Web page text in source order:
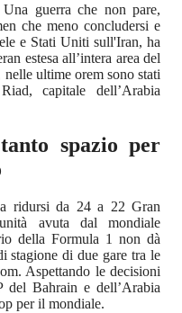
guerra che non pare,
che meno concludersi e
e Stati Uniti sull'Iran, ha
estesa all’intera area del
ultime orem sono stati
capitale dell’Arabia
spazio per
ridursi da 24 a 22 Gran
avuta dal mondiale
della Formula 1 non dà
stagione di due gare tra le
Aspettando le decisioni
del Bahrain e dell’Arabia
per il mondiale.